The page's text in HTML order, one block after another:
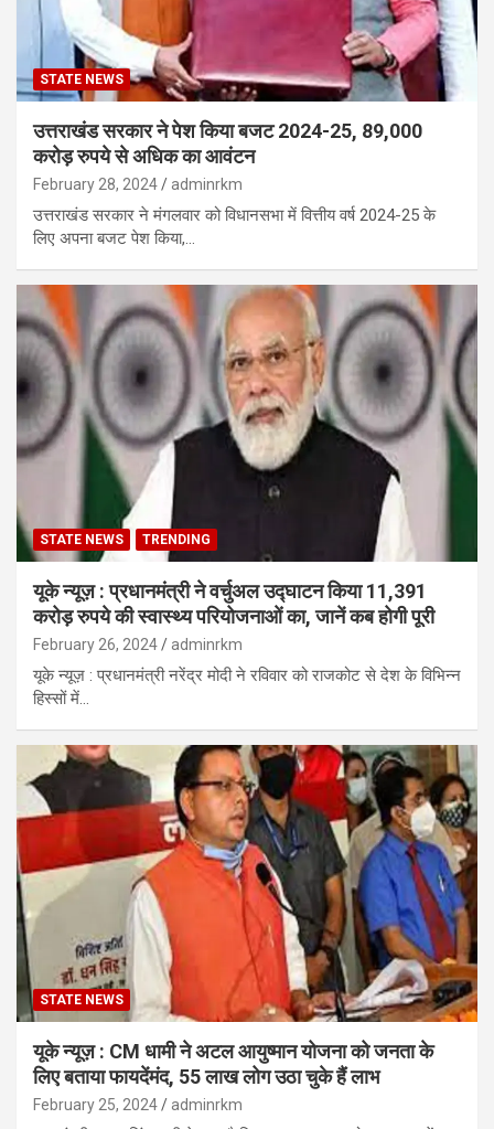
STATE NEWS
उत्तराखंड सरकार ने पेश किया बजट 2024-25, 89,000
करोड़ रुपये से अधिक का आवंटन
February 28, 2024 adminrkm
उत्तराखंड सरकार ने मंगलवार को विधानसभा में वित्तीय वर्ष 2024-25 के
लिए अपना बजट पेश किया,…
STATE NEWS TRENDING
यूके न्यूज़ : प्रधानमंत्री ने वर्चुअल उद्घाटन किया 11,391
करोड़ रुपये की स्वास्थ्य परियोजनाओं का, जानें कब होगी पूरी
February 26, 2024 adminrkm
यूके न्यूज़ : प्रधानमंत्री नरेंद्र मोदी ने रविवार को राजकोट से देश के विभिन्न
हिस्सों में…
STATE NEWS
यूके न्यूज़ : CM धामी ने अटल आयुष्मान योजना को जनता के
लिए बताया फायदेंमंद, 55 लाख लोग उठा चुके हैं लाभ
February 25, 2024 adminrkm